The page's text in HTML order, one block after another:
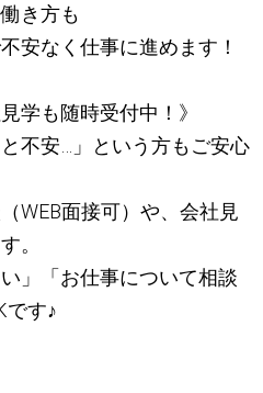
き方も
安なく仕事に進めます！
学も随時受付中！》
不安…」という方もご安心
WEB面接可）や、会社見
。
」「お仕事について相談
です♪